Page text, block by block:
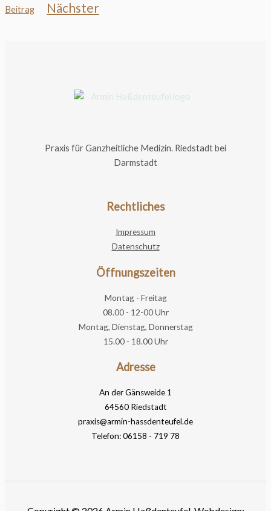
Beitrag
Nächster
Praxis fürGanzheitliche Medizin. Riedstadt bei
Darmstadt
Rechtliches
Impressum
Datenschutz
Öffnungszeiten
Montag - Freitag
08.00 - 12-00 Uhr
Montag, Dienstag, Donnerstag
15.00 - 18.00 Uhr
Adresse
An der Gänsweide 1
64560 Riedstadt
praxis@armin-hassdenteufel.de
Telefon: 06158 - 719 78